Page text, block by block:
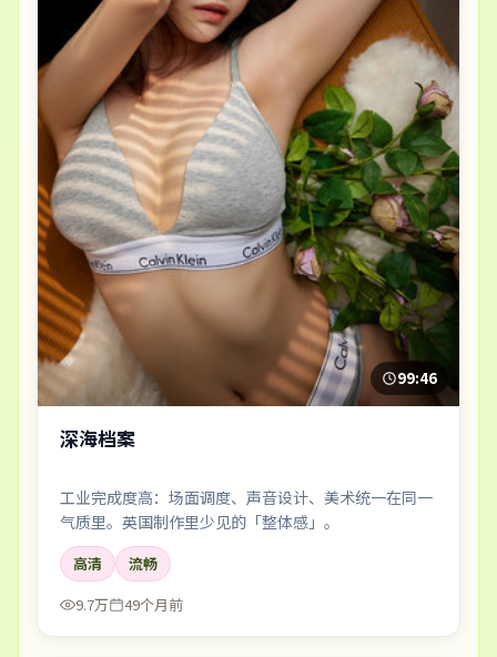
99:46
深海档案
工业完成度高：场面调度、声音设计、美术统一在同一
气质里。英国制作里少见的「整体感」。
高清
流畅
9.7万
49个月前